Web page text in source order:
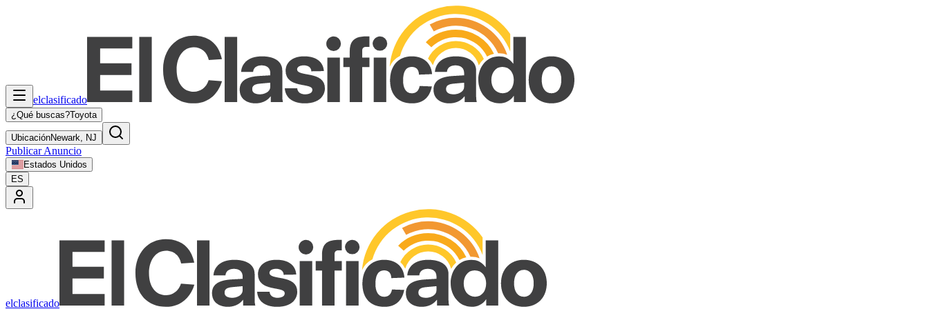
elclasificado
¿Qué buscas?Toyota
UbicaciónNewark, NJ
Publicar Anuncio
Estados Unidos
ES
elclasificado